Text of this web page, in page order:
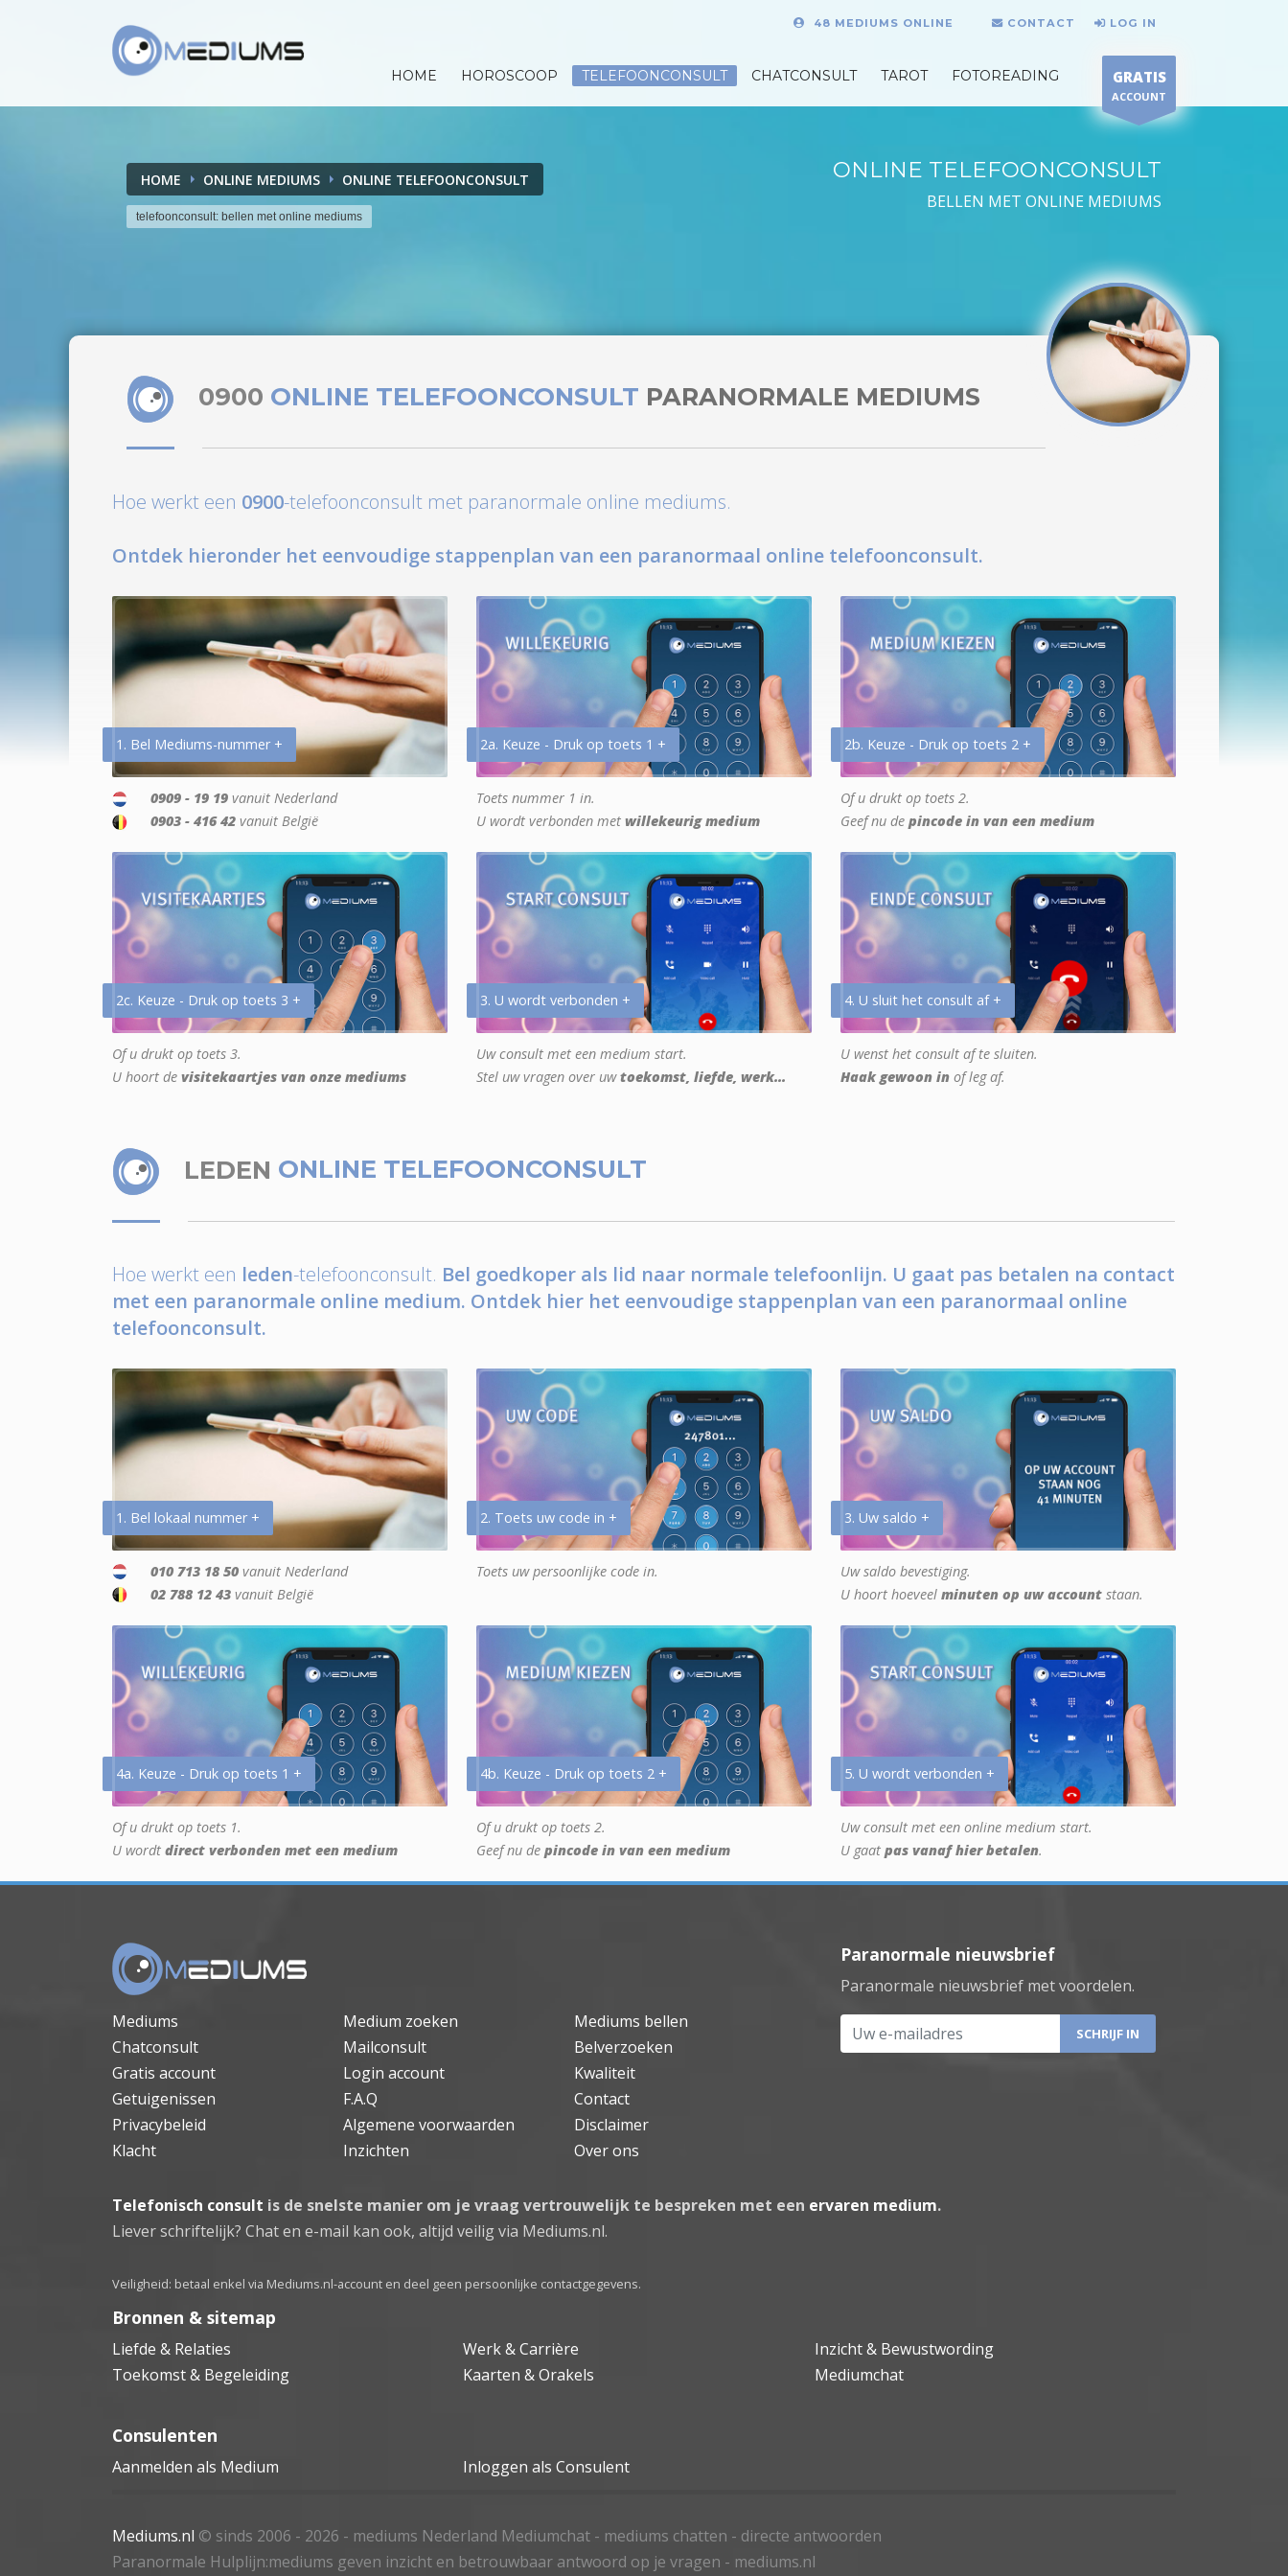
48 MEDIUMS ONLINE CONTACT LOG IN
HOME HOROSCOOP TELEFOONCONSULT CHATCONSULT TAROT FOTOREADING GRATIS
ACCOUNT
HOME ONLINE MEDIUMS ONLINE TELEFOONCONSULT
telefoonconsult: bellen met online mediums
ONLINE TELEFOONCONSULT
BELLEN MET ONLINE MEDIUMS
0900 ONLINE TELEFOONCONSULT PARANORMALE MEDIUMS
Hoe werkt een 0900-telefoonconsult met paranormale online mediums.
Ontdek hieronder het eenvoudige stappenplan van een paranormaal online telefoonconsult.
1. Bel Mediums-nummer +
0909 - 19 19 vanuit Nederland
0903 - 416 42 vanuit België
2a. Keuze - Druk op toets 1 +
Toets nummer 1 in.
U wordt verbonden met willekeurig medium
2b. Keuze - Druk op toets 2 +
Of u drukt op toets 2.
Geef nu de pincode in van een medium
2c. Keuze - Druk op toets 3 +
Of u drukt op toets 3.
U hoort de visitekaartjes van onze mediums
3. U wordt verbonden +
Uw consult met een medium start.
Stel uw vragen over uwtoekomst, liefde, werk...
4. U sluit het consult af +
U wenst het consult af te sluiten.
Haak gewoon in of leg af.
LEDEN ONLINE TELEFOONCONSULT
Hoe werkt een leden-telefoonconsult. Bel goedkoper als lid naar normale telefoonlijn. U gaat pas betalen na contact
met een paranormale online medium. Ontdek hier het eenvoudige stappenplan van een paranormaal online
telefoonconsult.
1. Bel lokaal nummer +
010 713 18 50 vanuit Nederland
02 788 12 43 vanuit België
2. Toets uw code in +
Toets uw persoonlijke code in.
3. Uw saldo +
Uw saldo bevestiging.
U hoort hoeveel minuten op uw account staan.
4a. Keuze - Druk op toets 1 +
Of u drukt op toets 1.
U wordt direct verbonden met een medium
4b. Keuze - Druk op toets 2 +
Of u drukt op toets 2.
Geef nu de pincode in van een medium
5. U wordt verbonden +
Uw consult met een online medium start.
U gaat pas vanaf hier betalen.
Mediums Medium zoeken
Mediums bellen
Chatconsult
Mailconsult
Belverzoeken
Gratis account
Login account
Kwaliteit
Getuigenissen
F.A.Q
Contact
Privacybeleid
Algemene voorwaarden
Disclaimer
Klacht
Inzichten Over ons
Paranormale nieuwsbrief
Paranormale nieuwsbrief met voordelen.
Uw e-mailadres
Telefonisch consult is de snelste manier om je vraag vertrouwelijk te bespreken met een ervaren medium.
Liever schriftelijk? Chat en e-mail kan ook, altijd veilig via Mediums.nl.
Veiligheid: betaal enkel via Mediums.nl-account en deel geen persoonlijke contactgegevens.
Bronnen & sitemap
Liefde & Relaties Werk & Carrière
Inzicht & Bewustwording
Toekomst & Begeleiding
Kaarten & Orakels Mediumchat
Consulenten
Aanmelden als Medium Inloggen als Consulent
Mediums.nl © sinds 2006 - 2026 - mediums Nederland Mediumchat - mediums chatten - directe antwoorden
Paranormale Hulplijn:mediums geven inzicht en betrouwbaar antwoord op je vragen - mediums.nl